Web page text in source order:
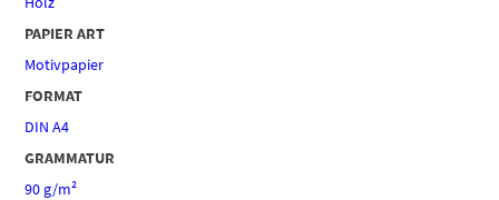
PAPIER ART
Motivpapier
FORMAT
DIN A4
GRAMMATUR
90 g/m²